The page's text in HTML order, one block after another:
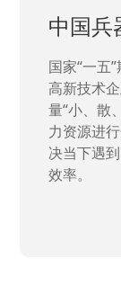
中国
国家“一五
高新技术
量“小、散
力资源进
决当下遇
效率。